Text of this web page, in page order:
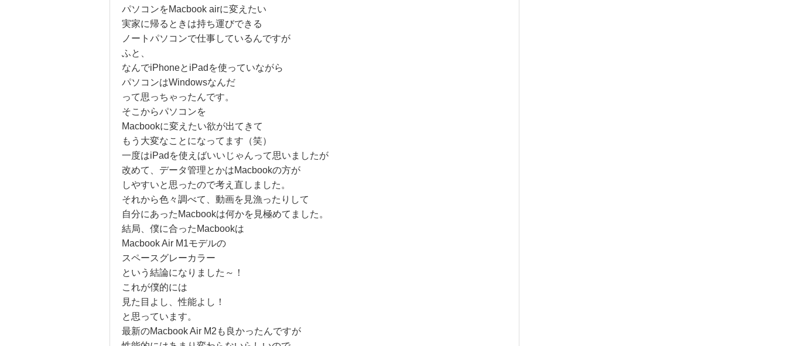
パソコンをMacbook airに変えたい
実家に帰るときは持ち運びできる
ノートパソコンで仕事しているんですが
ふと、
なんでiPhoneとiPadを使っていながら
パソコンはWindowsなんだ
って思っちゃったんです。
そこからパソコンを
Macbookに変えたい欲が出てきて
もう大変なことになってます（笑）
一度はiPadを使えばいいじゃんって思いましたが
改めて、データ管理とかはMacbookの方が
しやすいと思ったので考え直しました。
それから色々調べて、動画を見漁ったりして
自分にあったMacbookは何かを見極めてました。
結局、僕に合ったMacbookは
Macbook Air M1モデルの
スペースグレーカラー
という結論になりました～！
これが僕的には
見た目よし、性能よし！
と思っています。
最新のMacbook Air M2も良かったんですが